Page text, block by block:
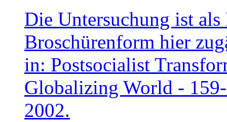
Die Untersuchung ist
Broschürenform hier
in: Postsocialist
Globalizing World -
2002.